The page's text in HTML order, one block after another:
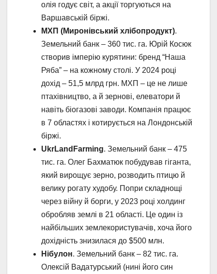
олія годує світ, а акції торгуються на
Варшавській біржі.
МХП (Миронівський хлібопродукт).
Земельний банк – 360 тис. га. Юрій Косюк
створив імперію курятини: бренд “Наша
Ряба” – на кожному столі. У 2024 році
дохід – 51,5 млрд грн. МХП – це не лише
птахівництво, а й зернові, елеватори й
навіть біогазові заводи. Компанія працює
в 7 областях і котирується на Лондонській
біржі.
UkrLandFarming. Земельний банк – 475
тис. га. Олег Бахматюк побудував гіганта,
який вирощує зерно, розводить птицю й
велику рогату худобу. Попри складнощі
через війну й борги, у 2023 році холдинг
обробляв землі в 21 області. Це один із
найбільших землекористувачів, хоча його
дохідність знизилася до $500 млн.
Нібулон. Земельний банк – 82 тис. га.
Олексій Вадатурський (нині його син